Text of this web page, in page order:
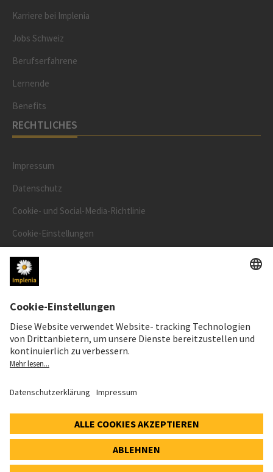
Karriere bei Implenia
Jobs Schweiz
Berufserfahrene
Lernende
Benefits
RECHTLICHES
Impressum
Datenschutz
Cookie- und Social-Media-Richtlinie
Cookie-Einstellungen
Speak Up Line
AKTIENKURS
SWX: Implenia AG
62,30 CHF
0,00 CHF (0,00%)
© 2026 Implenia AG